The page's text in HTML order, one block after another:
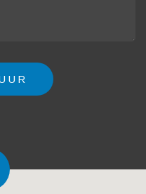
FA-
MAP